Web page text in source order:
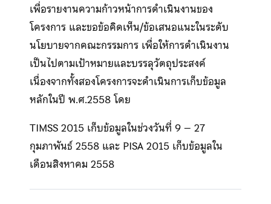
เพื่อรายงานความก้าวหน้าการดําเนินงานของ
โครงการ และขอข้อคิดเห็น/ข้อเสนอแนะในระดับ
นโยบายจากคณะกรรมการ เพื่อให้การดําเนินงาน
เป็นไปตามเป้าหมายและบรรลุวัตถุประสงค์
เนื่องจากทั้งสองโครงการจะดําเนินการเก็บข้อมูล
หลักในปี พ.ศ.2558 โดย
TIMSS 2015 เก็บข้อมูลในช่วงวันที่ 9 – 27
กุมภาพันธ์ 2558 และ PISA 2015 เก็บข้อมูลใน
เดือนสิงหาคม 2558